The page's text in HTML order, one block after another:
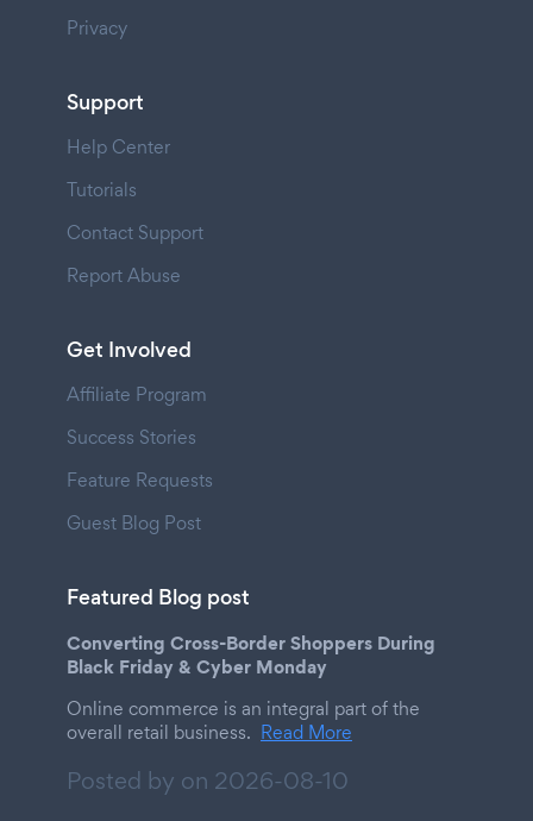
Privacy
Support
Help Center
Tutorials
Contact Support
Report Abuse
Get Involved
Affiliate Program
Success Stories
Feature Requests
Guest Blog Post
Featured Blog post
Converting Cross-Border Shoppers During
Black Friday & Cyber Monday
Online commerce is an integral part of the
overall retail business. Read More
Posted by on 2026-08-10